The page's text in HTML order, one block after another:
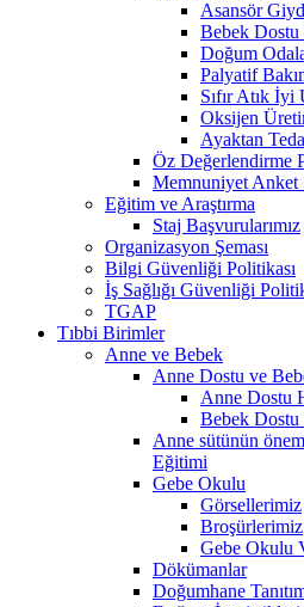
Asansör
Bebek
Doğum
Palyatif
Sıfır Atık
Oksijen
Ayaktan
Öz Değerlendirme
Memnuniyet Anket
Eğitim ve Araştırma
Staj Başvurularımız
Organizasyon Şeması
Bilgi Güvenliği Politikası
İş Sağlığı Güvenliği
TGAP
Tıbbi Birimler
Anne ve Bebek
Anne Dostu ve
Anne Dostu
Bebek Dostu
Anne sütünün
Eğitimi
Gebe Okulu
Görsellerimiz
Broşürlerimiz
Gebe Okulu
Dökümanlar
Doğumhane